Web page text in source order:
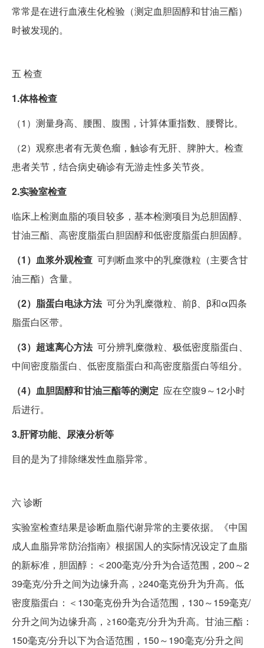
常常是在进行血液生化检验（测定血胆固醇和甘油三酯）
时被发现的。
五 检查
1.体格检查
（1）测量身高、腰围、腹围，计算体重指数、腰臀比。
（2）观察患者有无黄色瘤，触诊有无肝、脾肿大。检查
患者关节，结合病史确诊有无游走性多关节炎。
2.实验室检查
临床上检测血脂的项目较多，基本检测项目为总胆固醇、
甘油三酯、高密度脂蛋白胆固醇和低密度脂蛋白胆固醇。
（1）血浆外观检查 可判断血浆中的乳糜微粒（主要含甘
油三酯）含量。
（2）脂蛋白电泳方法可分为乳糜微粒、前β、β和α四条
脂蛋白区带。
（3）超速离心方法可分辨乳糜微粒、极低密度脂蛋白、
中间密度脂蛋白、低密度脂蛋白和高密度脂蛋白等组分。
（4）血胆固醇和甘油三酯等的测定 应在空腹9～12小时
后进行。
3.肝肾功能、尿液分析等
目的是为了排除继发性血脂异常。
六诊断
实验室检查结果是诊断血脂代谢异常的主要依据。《中国
成人血脂异常防治指南》根据国人的实际情况设定了血脂
的新标准，胆固醇：＜200毫克/分升为合适范围，200～2
39毫克/分升之间为边缘升高，≥240毫克份升为升高。低
密度脂蛋白：＜130毫克份升为合适范围，130～159毫克/
分升之间为边缘升高，≥160毫克/分升为升高。甘油三酯：
150毫克/分升以下为合适范围，150～190毫克/分升之间